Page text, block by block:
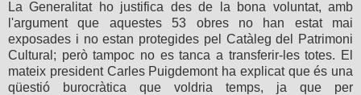
La Generalitat ho justifica des de la bona voluntat, amb
l'argument que aquestes 53 obres no han estat mai
exposades i no estan protegides pel Catàleg del Patrimoni
Cultural; però tampoc no es tanca a transferir-les totes. El
mateix president Carles Puigdemont ha explicat que és una
qüestió burocràtica que voldria temps, ja que per